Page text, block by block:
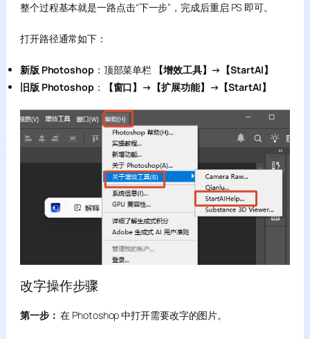
整个过程基本就是一路点击“下一步”，完成后重启 PS 即可。
打开路径通常如下：
新版 Photoshop ：顶部菜单栏 【增效工具】→【StartAI】
旧版 Photoshop ： 【窗口】→【扩展功能】→【StartAI】
改字操作步骤
第一步： 在 Photoshop 中打开需要改字的图片。